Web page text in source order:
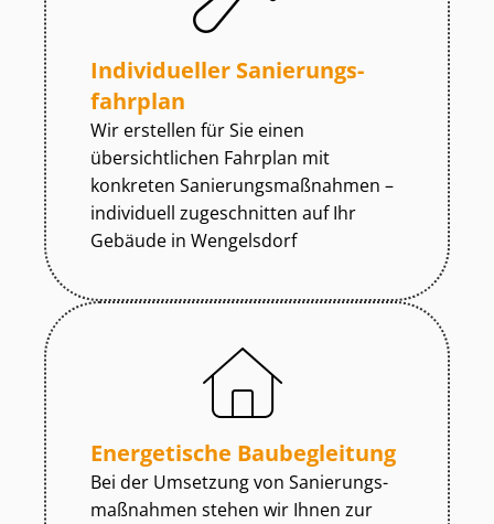
Individueller Sa­nie­rungs­
fahr­plan
Wir erstellen für Sie einen
übersichtlichen Fahrplan mit
konkreten Sa­nie­rungs­maß­nah­men –
individuell zugeschnitten auf Ihr
Gebäude in Wengelsdorf
Energetische Baubegleitung
Bei der Umsetzung von Sa­nie­rungs­
maß­nah­men stehen wir Ihnen zur